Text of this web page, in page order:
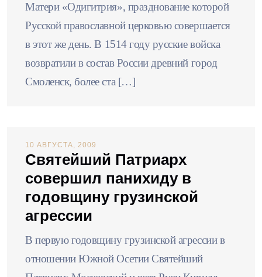
Матери «Одигитрия», празднование которой
Русской православной церковью совершается
в этот же день. В 1514 году русские войска
возвратили в состав России древний город
Смоленск, более ста […]
10 АВГУСТА, 2009
Святейший Патриарх
совершил панихиду в
годовщину грузинской
агрессии
В первую годовщину грузинской агрессии в
отношении Южной Осетии Святейший